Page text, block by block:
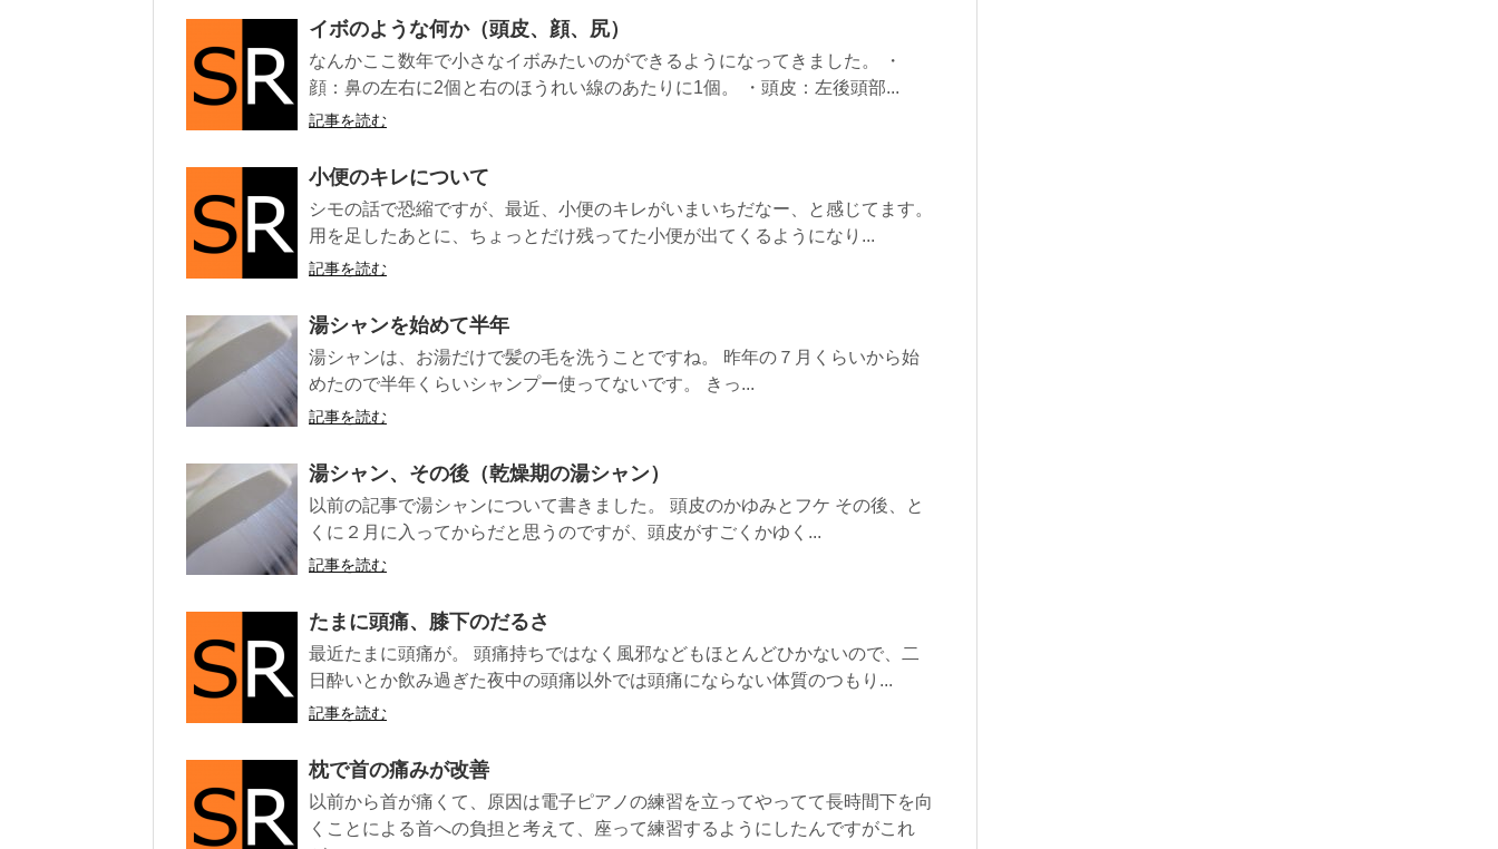
イボのような何か（頭皮、顔、尻）
なんかここ数年で小さなイボみたいのができるようになってきました。 ・
顔：鼻の左右に2個と右のほうれい線のあたりに1個。 ・頭皮：左後頭部...
記事を読む
小便のキレについて
シモの話で恐縮ですが、最近、小便のキレがいまいちだなー、と感じてます。
用を足したあとに、ちょっとだけ残ってた小便が出てくるようになり...
記事を読む
湯シャンを始めて半年
湯シャンは、お湯だけで髪の毛を洗うことですね。 昨年の７月くらいから始
めたので半年くらいシャンプー使ってないです。 きっ...
記事を読む
湯シャン、その後（乾燥期の湯シャン）
以前の記事で湯シャンについて書きました。 頭皮のかゆみとフケ その後、と
くに２月に入ってからだと思うのですが、頭皮がすごくかゆく...
記事を読む
たまに頭痛、膝下のだるさ
最近たまに頭痛が。 頭痛持ちではなく風邪などもほとんどひかないので、二
日酔いとか飲み過ぎた夜中の頭痛以外では頭痛にならない体質のつもり...
記事を読む
枕で首の痛みが改善
以前から首が痛くて、原因は電子ピアノの練習を立ってやってて長時間下を向
くことによる首への負担と考えて、座って練習するようにしたんですがこれ